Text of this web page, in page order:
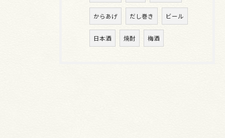
からあげ だし巻き ビール
日本酒 焼酎 梅酒